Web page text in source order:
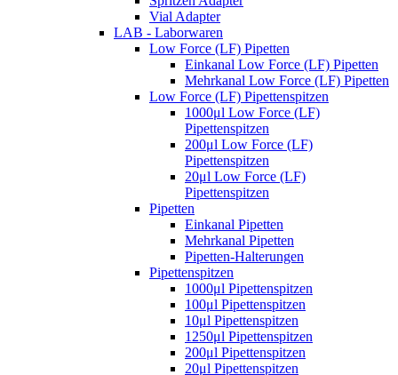
Vial Adapter
LAB - Laborwaren
Low Force (LF) Pipetten
Einkanal Low Force (LF) Pipetten
Mehrkanal Low Force (LF) Pipetten
Low Force (LF) Pipettenspitzen
1000μl Low Force (LF)
Pipettenspitzen
200μl Low Force (LF)
Pipettenspitzen
20μl Low Force (LF)
Pipettenspitzen
Pipetten
Einkanal Pipetten
Mehrkanal Pipetten
Pipetten-Halterungen
Pipettenspitzen
1000μl Pipettenspitzen
100μl Pipettenspitzen
10μl Pipettenspitzen
1250μl Pipettenspitzen
200μl Pipettenspitzen
20μl Pipettenspitzen